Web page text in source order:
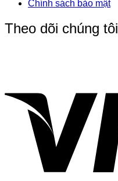
Chính sách bảo mật
Theo dõi chúng tôi